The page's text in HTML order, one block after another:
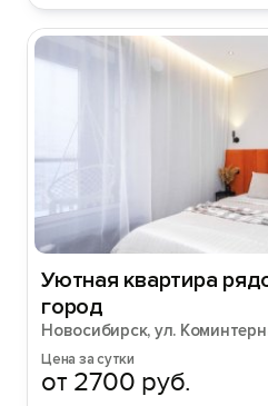
Уютная квартира
город
Новосибирск, ул.
Цена за сутки
от 2700 руб.